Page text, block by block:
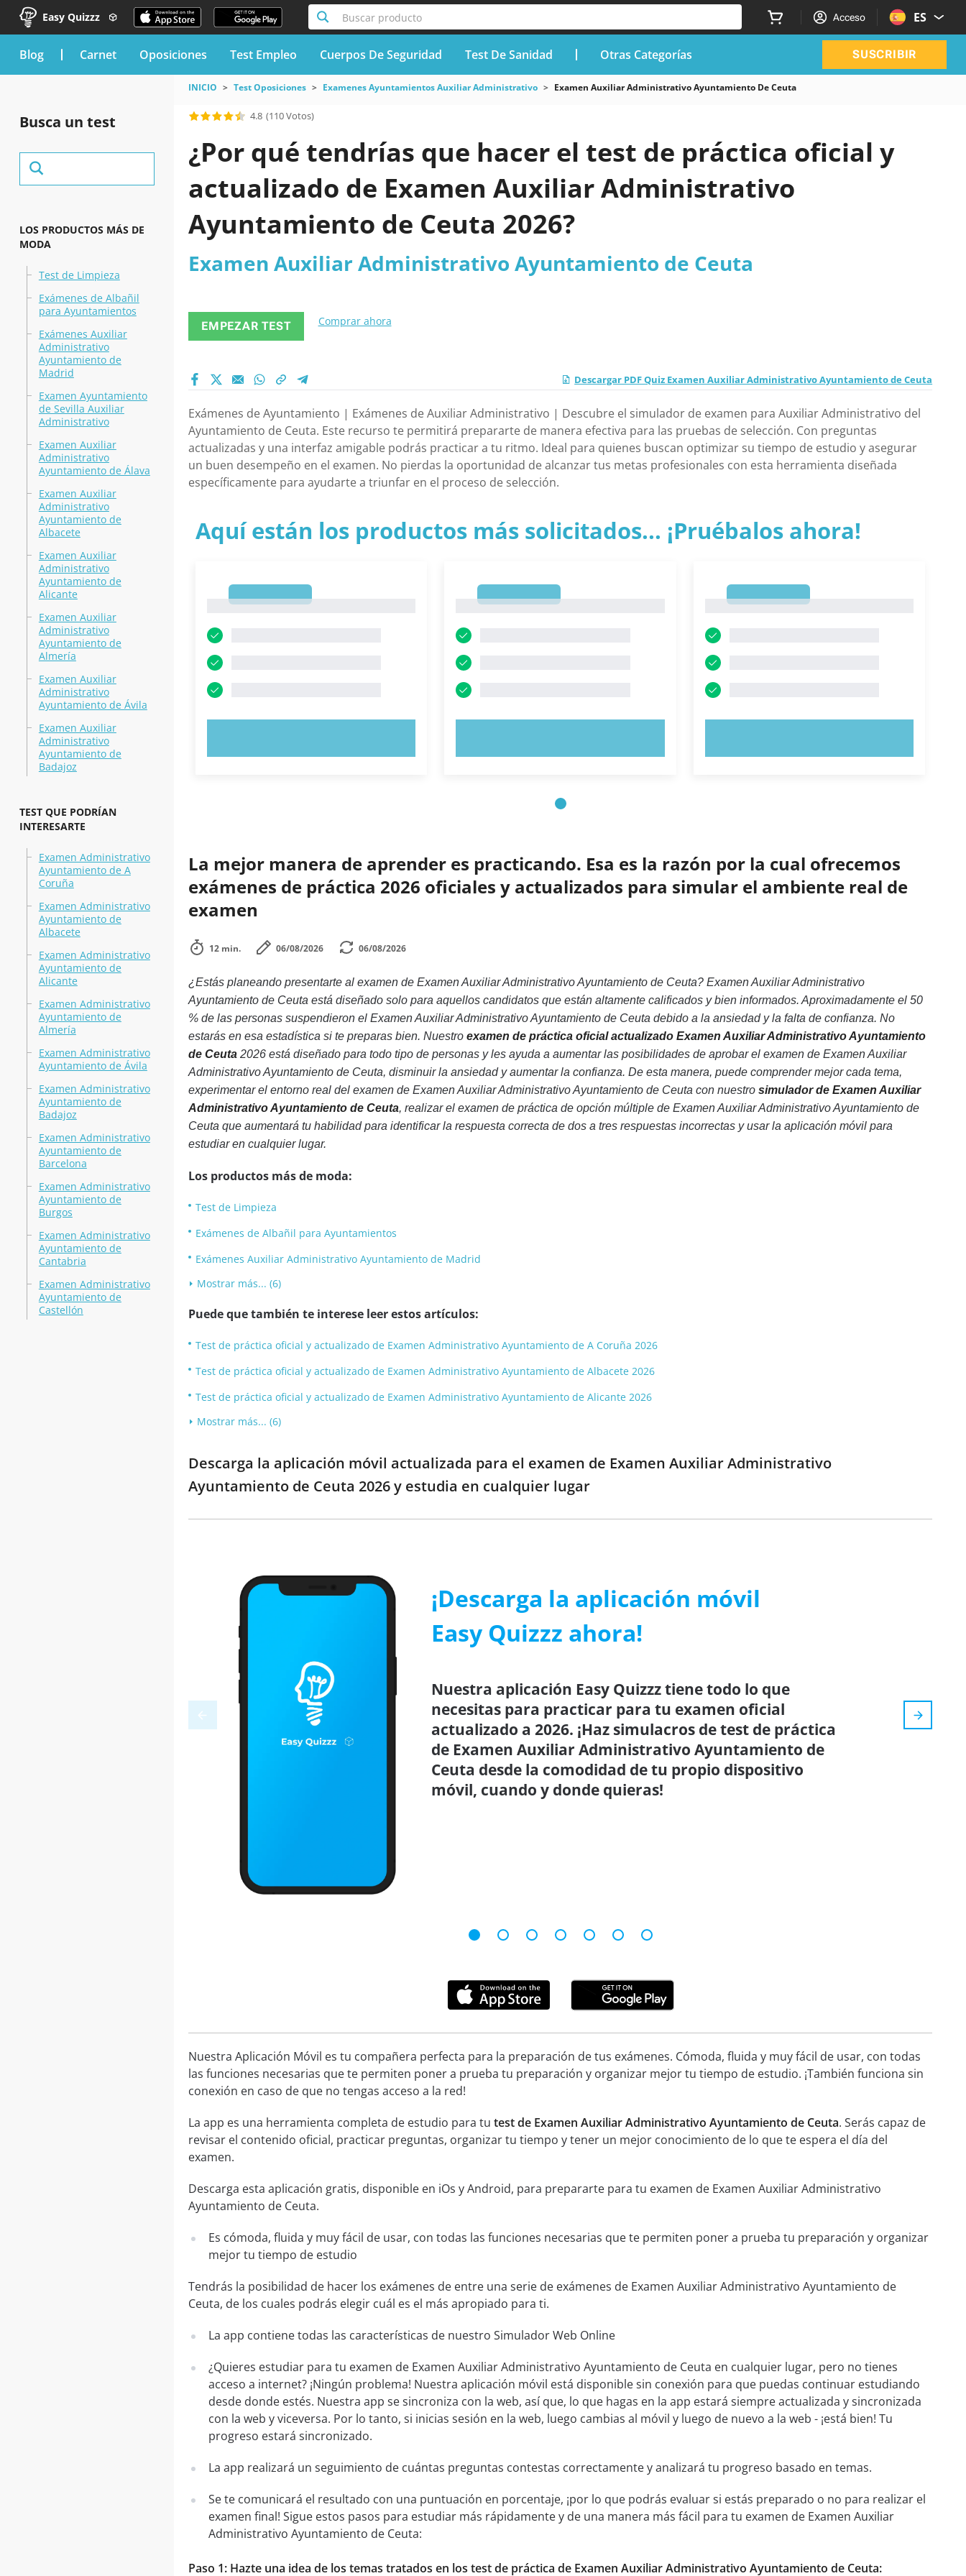
Easy Quizzz Buscar producto Acceso ES
blog Carnet Oposiciones Test Empleo Cuerpos De Seguridad Test De Sanidad Otras Categorías SUSCRIBIR
Busca un test
LOS PRODUCTOS MÁS DE
MODA
Test de Limpieza
Exámenes de Albañil
para Ayuntamientos
Exámenes Auxiliar
Administrativo
Ayuntamiento de
Madrid
Examen Ayuntamiento
de Sevilla Auxiliar
Administrativo
Examen Auxiliar
Administrativo
Ayuntamiento de Álava
Examen Auxiliar
Administrativo
Ayuntamiento de
Albacete
Examen Auxiliar
Administrativo
Ayuntamiento de
Alicante
Examen Auxiliar
Administrativo
Ayuntamiento de
Almería
Examen Auxiliar
Administrativo
Ayuntamiento de Ávila
Examen Auxiliar
Administrativo
Ayuntamiento de
Badajoz
TEST QUE PODRÍAN
INTERESARTE
Examen Administrativo
Ayuntamiento de A
Coruña
Examen Administrativo
Ayuntamiento de
Albacete
Examen Administrativo
Ayuntamiento de
Alicante
Examen Administrativo
Ayuntamiento de
Almería
Examen Administrativo
Ayuntamiento de Ávila
Examen Administrativo
Ayuntamiento de
Badajoz
Examen Administrativo
Ayuntamiento de
Barcelona
Examen Administrativo
Ayuntamiento de
Burgos
Examen Administrativo
Ayuntamiento de
Cantabria
Examen Administrativo
Ayuntamiento de
Castellón
INICIO Test Oposiciones Examenes Ayuntamientos Auxiliar Administrativo Examen Auxiliar Administrativo Ayuntamiento De Ceuta
4.8 (110 Votos)
¿Por qué tendrías que hacer el test de práctica oficial y
actualizado de Examen Auxiliar Administrativo
Ayuntamiento de Ceuta 2026?
Examen Auxiliar Administrativo Ayuntamiento de Ceuta
EMPEZAR TEST Comprar ahora
Descargar PDF Quiz Examen Auxiliar Administrativo Ayuntamiento de Ceuta
Exámenes de Ayuntamiento | Exámenes de Auxiliar Administrativo | Descubre el simulador de examen para Auxiliar Administrativo del
Ayuntamiento de Ceuta. Este recurso te permitirá prepararte de manera efectiva para las pruebas de selección. Con preguntas
actualizadas y una interfaz amigable podrás practicar a tu ritmo. Ideal para quienes buscan optimizar su tiempo de estudio y asegurar
un buen desempeño en el examen. No pierdas la oportunidad de alcanzar tus metas profesionales con esta herramienta diseñada
específicamente para ayudarte a triunfar en el proceso de selección.
Aquí están los productos más solicitados... ¡Pruébalos ahora!
La mejor manera de aprender es practicando. Esa es la razón por la cual ofrecemos
exámenes de práctica 2026 oficiales y actualizados para simular el ambiente real de
examen
12 min. 06/08/2026 06/08/2026
¿Estás planeando presentarte al examen de Examen Auxiliar Administrativo Ayuntamiento de Ceuta? Examen Auxiliar Administrativo
Ayuntamiento de Ceuta está diseñado solo para aquellos candidatos que están altamente calificados y bien informados. Aproximadamente el 50
% de las personas suspendieron el Examen Auxiliar Administrativo Ayuntamiento de Ceuta debido a la ansiedad y la falta de confianza. No
estarás en esa estadística si te preparas bien. Nuestro examen de práctica oficial actualizado Examen Auxiliar Administrativo Ayuntamiento
de Ceuta2026 está diseñado para todo tipo de personas y les ayuda a aumentar las posibilidades de aprobar el examen de Examen Auxiliar
Administrativo Ayuntamiento de Ceuta, disminuir la ansiedad y aumentar la confianza. De esta manera, puede comprender mejor cada tema,
experimentar el entorno real del examen de Examen Auxiliar Administrativo Ayuntamiento de Ceuta con nuestro simulador de Examen Auxiliar
Administrativo Ayuntamiento de Ceuta, realizar el examen de práctica de opción múltiple de Examen Auxiliar Administrativo Ayuntamiento de
Ceuta que aumentará tu habilidad para identificar la respuesta correcta de dos a tres respuestas incorrectas y usar la aplicación móvil para
estudiar en cualquier lugar.
Los productos más de moda:
Test de Limpieza
Exámenes de Albañil para Ayuntamientos
Exámenes Auxiliar Administrativo Ayuntamiento de Madrid
Mostrar más... (6)
Puede que también te interese leer estos artículos:
Test de práctica oficial y actualizado de Examen Administrativo Ayuntamiento de A Coruña 2026
Test de práctica oficial y actualizado de Examen Administrativo Ayuntamiento de Albacete 2026
Test de práctica oficial y actualizado de Examen Administrativo Ayuntamiento de Alicante 2026
Mostrar más... (6)
Descarga la aplicación móvil actualizada para el examen de Examen Auxiliar Administrativo
Ayuntamiento de Ceuta 2026 y estudia en cualquier lugar
¡Descarga la aplicación móvil
Easy Quizzz ahora!
Nuestra aplicación Easy Quizzz tiene todo lo que
necesitas para practicar para tu examen oficial
actualizado a 2026. ¡Haz simulacros de test de práctica
de Examen Auxiliar Administrativo Ayuntamiento de
Ceuta desde la comodidad de tu propio dispositivo
móvil, cuando y donde quieras!
Nuestra Aplicación Móvil es tu compañera perfecta para la preparación de tus exámenes. Cómoda, fluida y muy fácil de usar, con todas
las funciones necesarias que te permiten poner a prueba tu preparación y organizar mejor tu tiempo de estudio. ¡También funciona sin
conexión en caso de que no tengas acceso a la red!
La app es una herramienta completa de estudio para tu test de Examen Auxiliar Administrativo Ayuntamiento de Ceuta. Serás capaz de
revisar el contenido oficial, practicar preguntas, organizar tu tiempo y tener un mejor conocimiento de lo que te espera el día del
examen.
Descarga esta aplicación gratis, disponible en iOs y Android, para prepararte para tu examen de Examen Auxiliar Administrativo
Ayuntamiento de Ceuta.
Es cómoda, fluida y muy fácil de usar, con todas las funciones necesarias que te permiten poner a prueba tu preparación y organizar
mejor tu tiempo de estudio
Tendrás la posibilidad de hacer los exámenes de entre una serie de exámenes de Examen Auxiliar Administrativo Ayuntamiento de
Ceuta, de los cuales podrás elegir cuál es el más apropiado para ti.
La app contiene todas las características de nuestro Simulador Web Online
¿Quieres estudiar para tu examen de Examen Auxiliar Administrativo Ayuntamiento de Ceuta en cualquier lugar, pero no tienes
acceso a internet? ¡Ningún problema! Nuestra aplicación móvil está disponible sin conexión para que puedas continuar estudiando
desde donde estés. Nuestra app se sincroniza con la web, así que, lo que hagas en la app estará siempre actualizada y sincronizada
con la web y viceversa. Por lo tanto, si inicias sesión en la web, luego cambias al móvil y luego de nuevo a la web - ¡está bien! Tu
progreso estará sincronizado.
La app realizará un seguimiento de cuántas preguntas contestas correctamente y analizará tu progreso basado en temas.
Se te comunicará el resultado con una puntuación en porcentaje, ¡por lo que podrás evaluar si estás preparado o no para realizar el
examen final! Sigue estos pasos para estudiar más rápidamente y de una manera más fácil para tu examen de Examen Auxiliar
Administrativo Ayuntamiento de Ceuta:
Paso 1: Hazte una idea de los temas tratados en los test de práctica de Examen Auxiliar Administrativo Ayuntamiento de Ceuta: